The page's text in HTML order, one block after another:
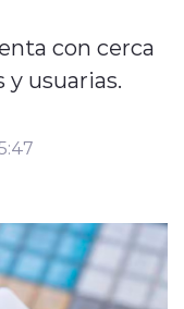
con cerca
y usuarias.